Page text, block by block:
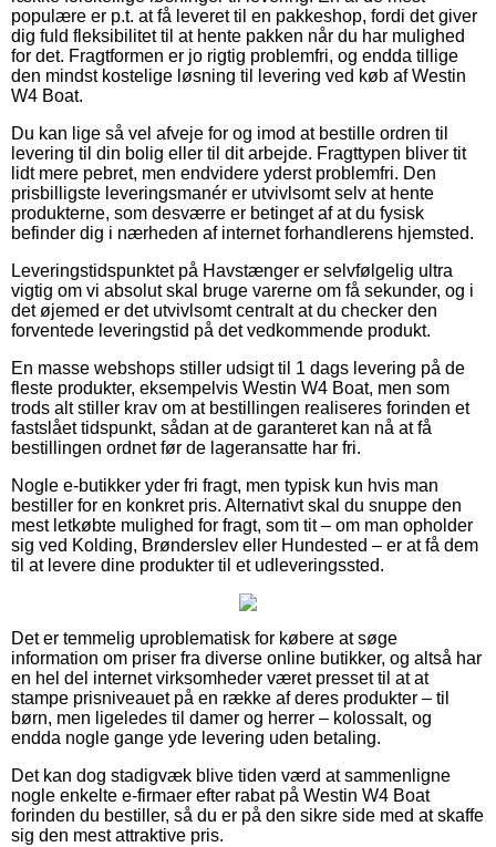
populære er p.t. at få leveret til en pakkeshop, fordi det giver
dig fuld fleksibilitet til at hente pakken når du har mulighed
for det. Fragtformen er jo rigtig problemfri, og endda tillige
den mindst kostelige løsning til levering ved køb af Westin
W4 Boat.
Du kan lige så vel afveje for og imod at bestille ordren til
levering til din bolig eller til dit arbejde. Fragttypen bliver tit
lidt mere pebret, men endvidere yderst problemfri. Den
prisbilligste leveringsmanér er utvivlsomt selv at hente
produkterne, som desværre er betinget af at du fysisk
befinder dig i nærheden af internet forhandlerens hjemsted.
Leveringstidspunktet på Havstænger er selvfølgelig ultra
vigtig om vi absolut skal bruge varerne om få sekunder, og i
det øjemed er det utvivlsomt centralt at du checker den
forventede leveringstid på det vedkommende produkt.
En masse webshops stiller udsigt til 1 dags levering på de
fleste produkter, eksempelvis Westin W4 Boat, men som
trods alt stiller krav om at bestillingen realiseres forinden et
fastslået tidspunkt, sådan at de garanteret kan nå at få
bestillingen ordnet før de lageransatte har fri.
Nogle e-butikker yder fri fragt, men typisk kun hvis man
bestiller for en konkret pris. Alternativt skal du snuppe den
mest letkøbte mulighed for fragt, som tit – om man opholder
sig ved Kolding, Brønderslev eller Hundested – er at få dem
til at levere dine produkter til et udleveringssted.
Det er temmelig uproblematisk for købere at søge
information om priser fra diverse online butikker, og altså har
en hel del internet virksomheder været presset til at at
stampe prisniveauet på en række af deres produkter – til
børn, men ligeledes til damer og herrer – kolossalt, og
endda nogle gange yde levering uden betaling.
Det kan dog stadigvæk blive tiden værd at sammenligne
nogle enkelte e-firmaer efter rabat på Westin W4 Boat
forinden du bestiller, så du er på den sikre side med at skaffe
sig den mest attraktive pris.